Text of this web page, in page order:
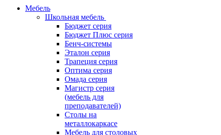
Мебель
Школьная мебель
Бюджет серия
Бюджет Плюс серия
Бенч-системы
Эталон серия
Трапеция серия
Оптима серия
Омада серия
Магистр серия
(мебель для
преподавателей)
Столы на
металлокаркасе
Мебель для столовых